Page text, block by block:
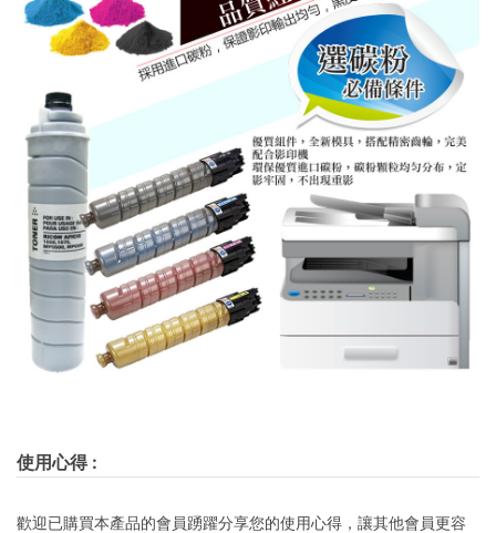
使用心得:
歡迎已購買本產品的會員踴躍分享您的使用心得，讓其他會員更容